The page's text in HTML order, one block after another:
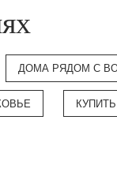
ДОМА РЯДОМ С